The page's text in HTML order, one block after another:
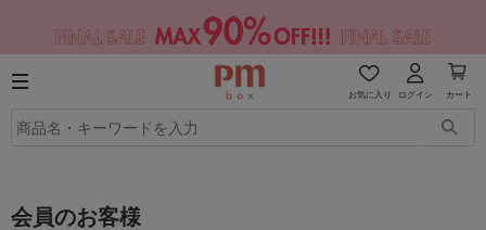
お気に入り ログイン カート
会員のお客様